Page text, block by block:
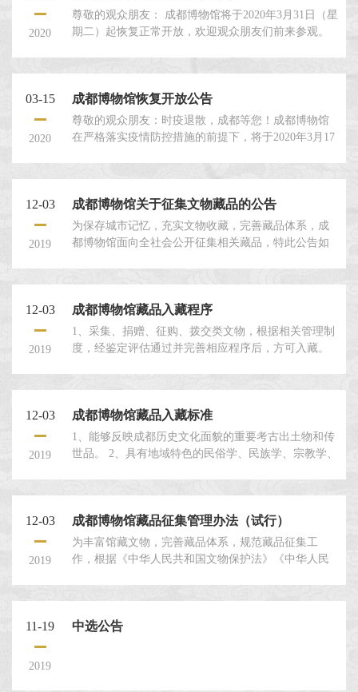
2020
尊敬的观众朋友： 成都博物馆将于2020年3月31日（星
期二）起恢复正常开放，欢迎观众朋友们前来参观。
03-15
2020
成都博物馆恢复开放公告
尊敬的观众朋友：时疫退散，成都等您！成都博物馆
在严格落实疫情防控措施的前提下，将于2020年3月17
12-03
2019
成都博物馆关于征集文物藏品的公告
为保存城市记忆，充实文物收藏，完善藏品体系，成
都博物馆面向全社会公开征集相关藏品，特此公告如
12-03
2019
成都博物馆藏品入藏程序
1、采集、捐赠、征购、拨交类文物，根据相关管理制
度，经鉴定评估通过并完善相应程序后，方可入藏。
类账，并登入藏品管理系统。 4、拟入藏文物入库前，
均需由总登记根据具体情况向文物保护与修复部申请
文物清洁、消毒或修整。...
12-03
2019
成都博物馆藏品入藏标准
1、能够反映成都历史文化面貌的重要考古出土物和传
世品。 2、具有地域特色的民俗学、民族学、宗教学、
12-03
2019
成都博物馆藏品征集管理办法（试行）
为丰富馆藏文物，完善藏品体系，规范藏品征集工
作，根据《中华人民共和国文物保护法》《中华人民
有关规定制定本办法。一、总则
11-19
2019
中选公告